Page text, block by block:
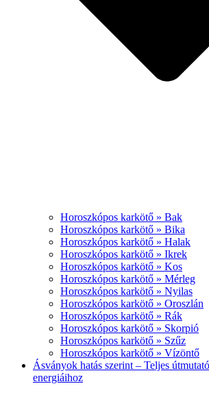
Horoszkópos karkötő » Bak
Horoszkópos karkötő » Bika
Horoszkópos karkötő » Halak
Horoszkópos karkötő » Ikrek
Horoszkópos karkötő » Kos
Horoszkópos karkötő » Mérleg
Horoszkópos karkötő » Nyilas
Horoszkópos karkötő » Oroszlán
Horoszkópos karkötő » Rák
Horoszkópos karkötő » Skorpió
Horoszkópos karkötő » Szűz
Horoszkópos karkötő » Vízöntő
Ásványok hatás szerint – Teljes
energiáihoz